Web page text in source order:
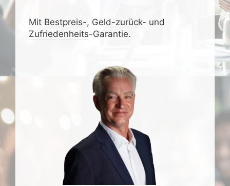
Mit Bestpreis-, Geld-zurück- und
Zufrieden­­heits-Garantie.